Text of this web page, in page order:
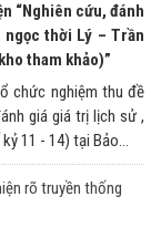
“Nghiên cứu, đánh
thời Lý – Trần
tham khảo)”
chức nghiệm thu đề
giá giá trị lịch sử ,
11 - 14) tại Bảo...